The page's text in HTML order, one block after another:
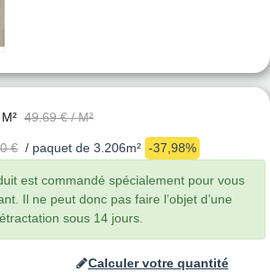
49.69 € / M²
€ / paquet de 3.206m² -37,98%
est commandé spécialement pour vous
Il ne peut donc pas faire l’objet d’une
sous 14 jours.
Calculer votre quantité